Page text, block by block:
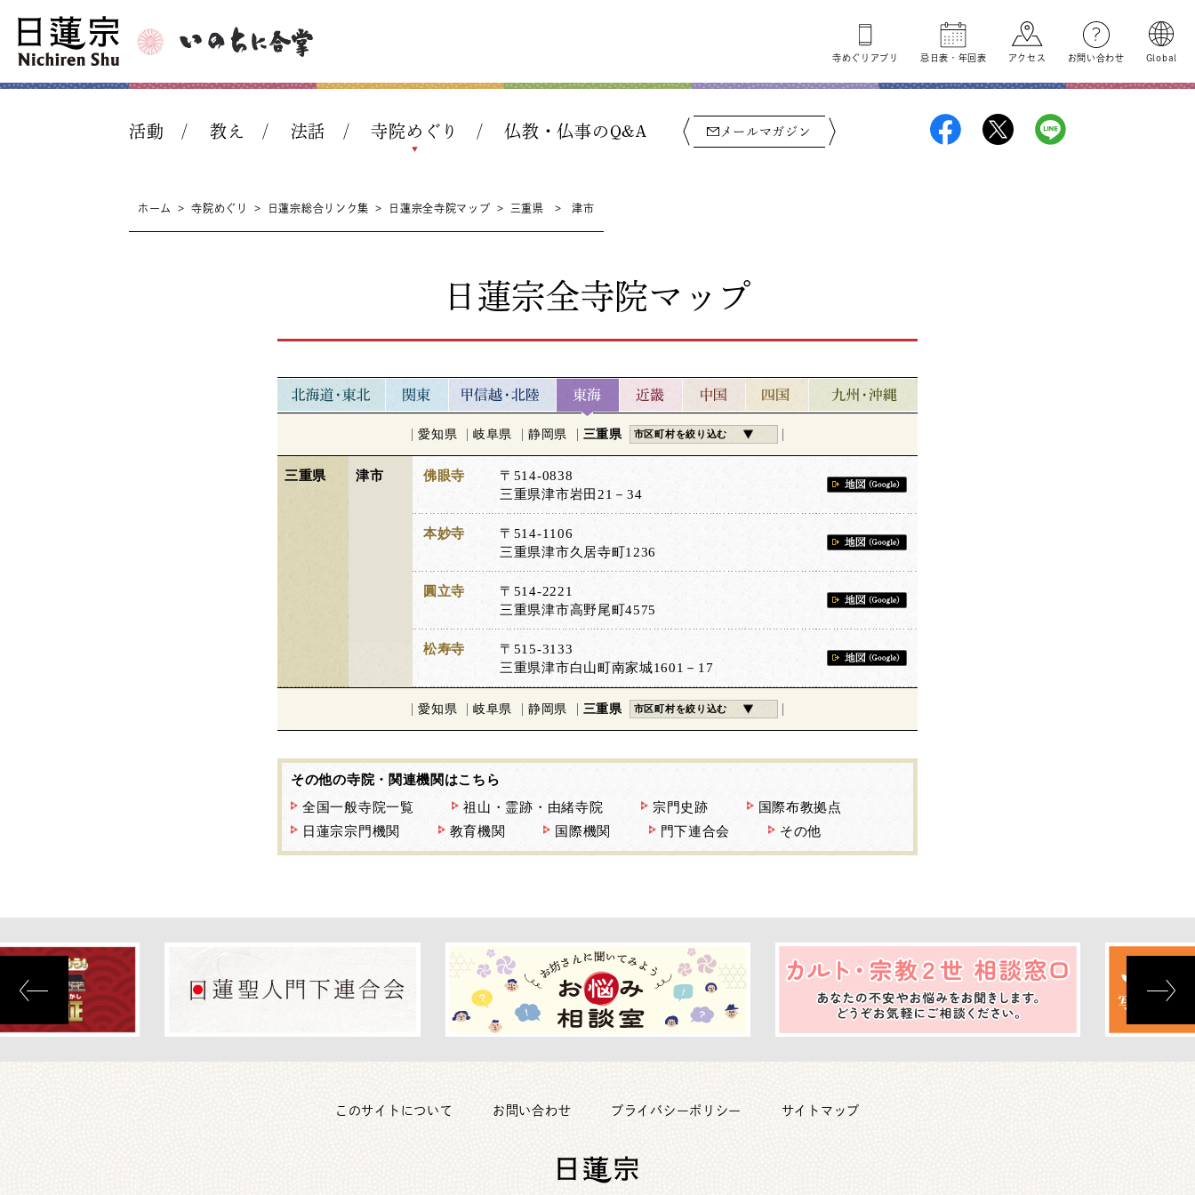
活動 教え 法話 寺院めぐり 仏教・仏事のQ&A メールマガジン
寺めぐり アプリ 忌日表 ・ 年回表 アクセス お問い合わせ Global
ホーム > 寺院めぐり > 日蓮宗総合リンク集 > 日蓮宗全寺院マップ > 三重県 > 津市
日蓮宗全寺院マップ
愛知県 岐阜県 静岡県 三重県 市区町村を絞り込む
三重県 津市 佛眼寺
〒514-0838
三重県津市岩田21－34
本妙寺
〒514-1106
三重県津市久居寺町1236
圓立寺
〒514-2221
三重県津市高野尾町4575
松寿寺
〒515-3133
三重県津市白山町南家城1601－17
愛知県 岐阜県 静岡県 三重県 市区町村を絞り込む
その他の寺院・関連機関はこちら
全国一般寺院一覧
祖山・霊跡・由緒寺院 宗門史跡
国際布教拠点
日蓮宗宗門機関
教育機関 国際機関 門下連合会 その他
このサイトについて お問い合わせ プライバシーポリシー サイトマップ